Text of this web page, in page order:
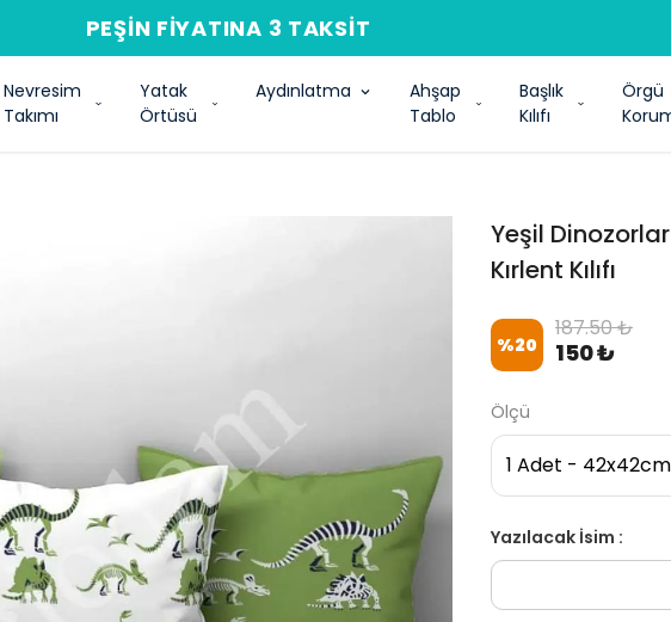
PEŞIN FIYATINA 3 TAKSIT
Nevresim
Takımı
Yatak
Örtüsü
Aydınlatma
Ahşap
Tablo
Başlık
Kılıfı
Örgü
Yeşil
Kırlent Kılıfı
%20
187.50 ₺
150 ₺
Ölçü
Yazılacak İsim :